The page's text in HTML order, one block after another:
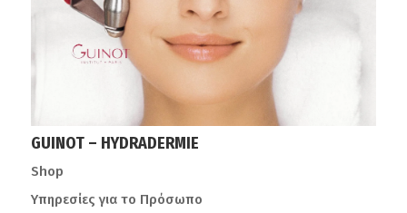
GUINOT – HYDRADERMIE
Shop
Υπηρεσίες για το Πρόσωπο